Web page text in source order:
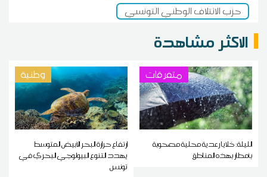
حزب الائتلاف الوطني التونسي
الاكثر مشاهدة
متفرقات
الليلة: خلايا رعدية محلية مصحوبة
بأمطار بهذه المناطق
وطنية
ارتفاع حرارة البحر الأبيض المتوسط
يهدد التنوع البيولوجي البحري في
تونس